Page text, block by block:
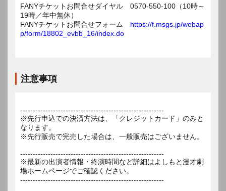
FANYチケットお問合せダイヤル 0570-550-100（10時～
19時／年中無休）
FANYチケットお問合せフォーム https://f.msgs.jp/webap
p/form/18802_evbb_16/index.do
注意事項
---------------------------------------------------------
※先行申込での決済方法は、「クレジットカード」のみと
なります。
※先行販売で完売した場合は、一般販売はございません。
---------------------------------------------------------
※最新の出演者情報・終演時間など詳細はよしもと漫才劇
場ホームページでご確認ください。
---------------------------------------------------------